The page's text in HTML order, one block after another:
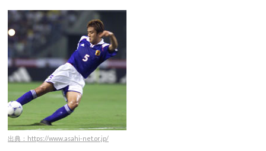
出典：https://www.asahi-net.or.jp/